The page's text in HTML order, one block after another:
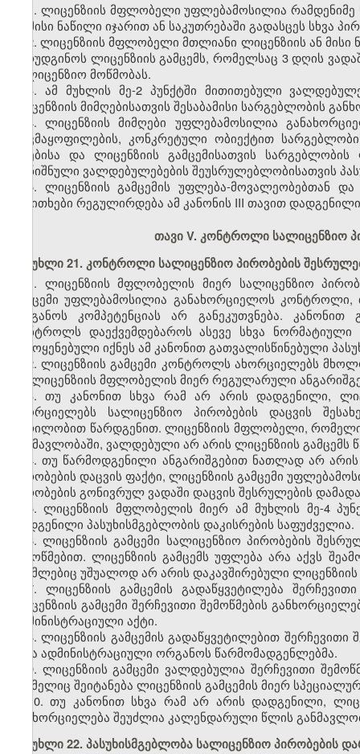
1. ლიცენზიის მფლობელი უფლებამოსილია
ან მისი ნაწილი იჯარით ან საკუთრებაში გადასცეს სხვა
2. ლიცენზიის მფლობელი მთლიანი ლიცენზიის ან მისი
წარუდგინოს ლიცენზიის გამცემს, რომელსაც 3 დღის
სალიცენზიო მოწმობას.
3. ამ მუხლის მე-2 პუნქტში მითითებული
ლიცენზიის მიმღებისათვის შესაბამისი სარგებლობის
4. ლიცენზიის მიმღები უფლებამოსილია
დაკმაყოფილების, კონკრეტული ობიექტით
აღებისა და ლიცენზიის გამცემისათვის
აღნიშნული ვალდებულებების შეუსრულებლობისათვის
5. ლიცენზიის გამცემის უფლება-მოვალეობებთან
საკითხები რეგულირდება ამ კანონის III თავით
თავი V. კონტროლი სალიცენზიო
მუხლი 21. კონტროლი სალიცენზიო პირობების
1. ლიცენზიის მფლობელის მიერ სალიცენზიო
გამცემი უფლებამოსილია განახორციელოს
ორგანოს კომპეტენციას არ განეკუთვნება. კანონით
კონტროლს დაექვემდებაროს ასევე სხვა
გამოყენებული იქნეს ამ კანონით გათვალისწინებული
2. ლიცენზიის გამცემი კონტროლს ახორციელებს
და ლიცენზიის მფლობელის მიერ რეგულარული
3. თუ კანონით სხვა რამ არ არის დადგენილი,
ახორციელებს სალიცენზიო პირობების დაცვის
წერილობით წარდგენით. ლიცენზიის მფლობელი,
განმავლობაში, ვალდებული არ არის ლიცენზიის გამცემს
4. თუ წარმოდგენილი ანგარიშგებით ნათლად არ
პირობების დაცვის ფაქტი, ლიცენზიის გამცემი
პირობების გონივრულ ვადაში დაცვის შესრულების
5. ლიცენზიის მფლობელის მიერ ამ მუხლის მე-4
დადგენილი პასუხისმგებლობის დაკისრების საფუძველია.
6. ლიცენზიის გამცემი სალიცენზიო პირობების
შემოწმებით. ლიცენზიის გამცემს უფლება არა აქვს
რომლებიც უშუალოდ არ არის დაკავშირებული
7. ლიცენზიის გამცემის გადაწყვეტილება
ლიცენზიის გამცემი შერჩევითი შემოწმების
ადმინისტრაციული აქტი.
8. ლიცენზიის გამცემის გადაწყვეტილებით
სხვა ადმინისტრაციული ორგანოს წარმომადგენლებმა.
9. ლიცენზიის გამცემი ვალდებულია შერჩევითი
რომელიც შეიტანება ლიცენზიის გამცემის მიერ
10. თუ კანონით სხვა რამ არ არის დადგენილი,
განხორციელება შეუძლია კალენდარული წლის
მუხლი 22. პასუხისმგებლობა სალიცენზიო პირობების